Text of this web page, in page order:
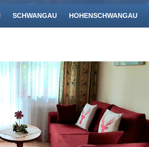
SCHWANGAU HOHENSCHWANGAU